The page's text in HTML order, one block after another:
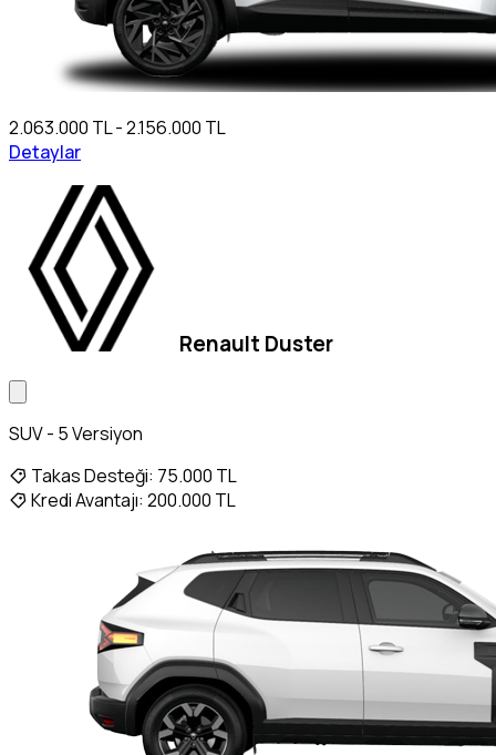
2.063.000 TL - 2.156.000 TL
Detaylar
Renault Duster
SUV - 5 Versiyon
Takas Desteği: 75.000 TL
Kredi Avantajı: 200.000 TL